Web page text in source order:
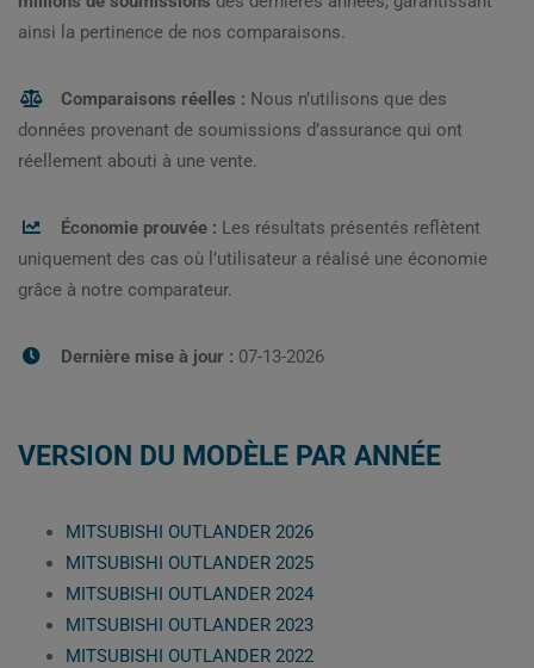
ainsi la pertinence de nos comparaisons.
Comparaisons réelles : Nous n’utilisons que des
données provenant de soumissions d’assurance qui ont
réellement abouti à une vente.
Économie prouvée : Les résultats présentés reflètent
uniquement des cas où l’utilisateur a réalisé une économie
grâce à notre comparateur.
Dernière mise à jour : 07-13-2026
VERSION DU MODÈLE PAR ANNÉE
MITSUBISHI OUTLANDER 2026
MITSUBISHI OUTLANDER 2025
MITSUBISHI OUTLANDER 2024
MITSUBISHI OUTLANDER 2023
MITSUBISHI OUTLANDER 2022